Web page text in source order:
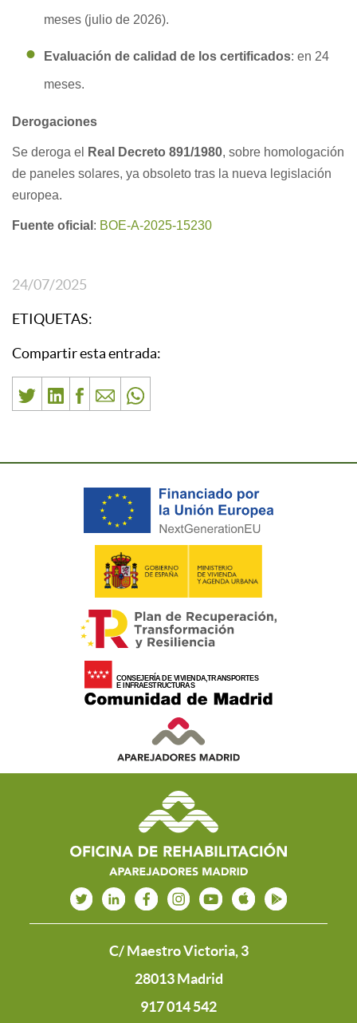
meses (julio de 2026).
Evaluación de calidad de los certificados: en 24
meses.
Derogaciones
Se deroga el Real Decreto 891/1980, sobre homologación
de paneles solares, ya obsoleto tras la nueva legislación
europea.
Fuente oficial : BOE-A-2025-15230
24/07/2025
ETIQUETAS:
Compartir esta entrada:
C/ Maestro Victoria, 3
28013 Madrid
917 014 542